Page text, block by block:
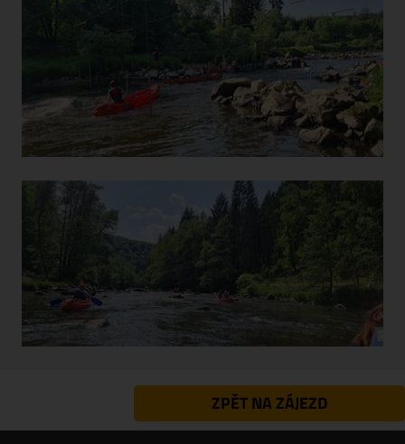
ZPĚT NA ZÁJEZD